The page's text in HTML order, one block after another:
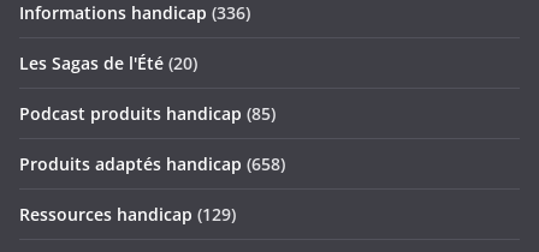
Informations handicap (336)
Les Sagas de l'Été (20)
Podcast produits handicap (85)
Produits adaptés handicap (658)
Ressources handicap (129)